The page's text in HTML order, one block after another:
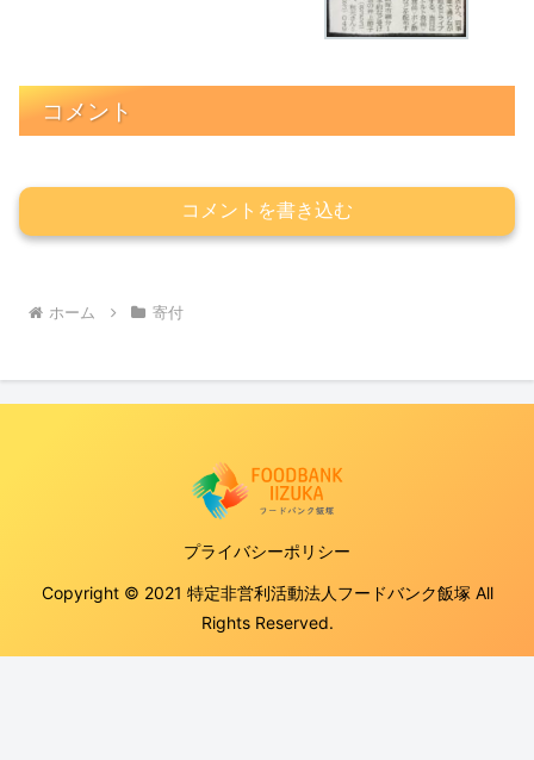
コメント
コメントを書き込む
ホーム 寄付
プライバシーポリシー
Copyright © 2021 特定非営利活動法人フードバンク飯塚 All
Rights Reserved.